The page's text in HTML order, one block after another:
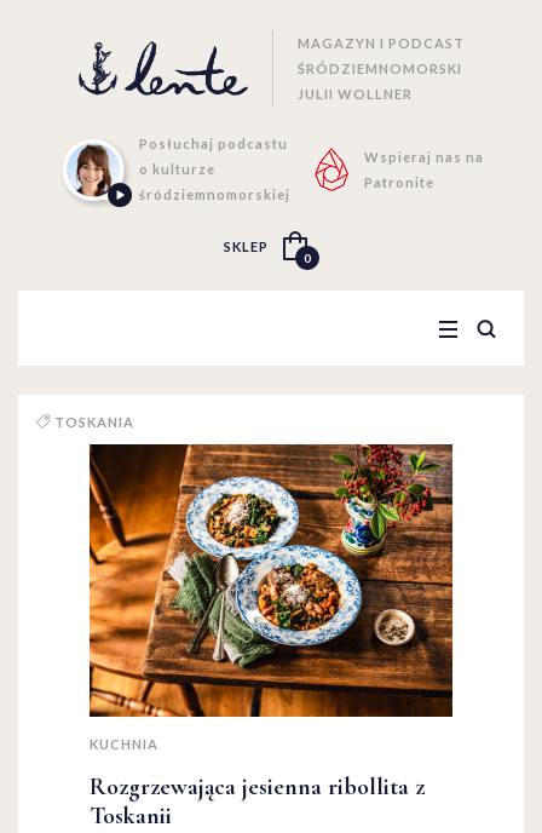
MAGAZYN I PODCAST
ŚRÓDZIEMNOMORSKI
JULII WOLLNER
Posłuchaj podcastu
o kulturze
śródziemnomorskiej
Wspieraj nas na
Patronite
SKLEP
0
TOSKANIA
KUCHNIA
Rozgrzewająca jesienna ribollita z
Toskanii